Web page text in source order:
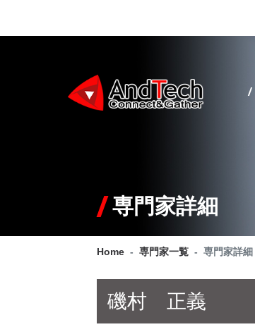
専門家詳細
Home 専門家一覧 専門家詳細
磯村 正義